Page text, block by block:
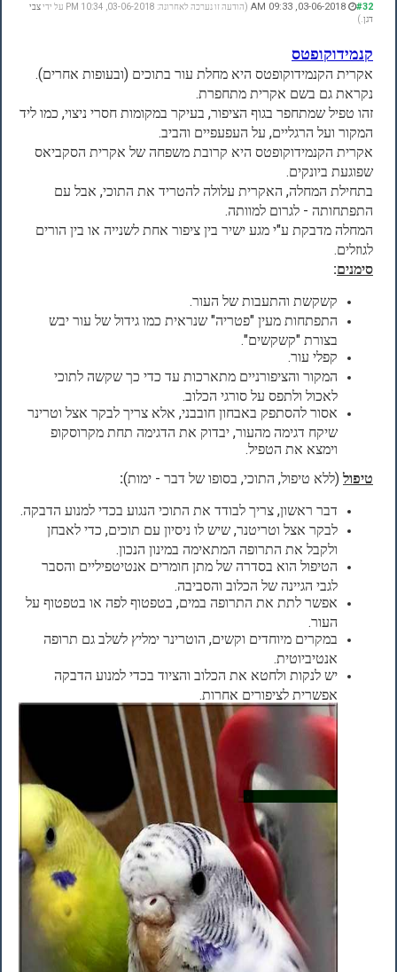
#32 (הודעה זו נערכה לאחרונה: 03-06-2018, 10:34 PM על ידי
צבי
דגן .)
קנמידוקופטס
אקרית הקנמידוקופטס היא מחלת עור בתוכים (ובעופות אחרים).
נקראת גם בשם אקרית מתחפרת.
זהו טפיל שמתחפר בגוף הציפור, בעיקר במקומות חסרי ניצוי, כמו ליד
המקור ועל הרגליים, על העפעפיים והביב.
אקרית הקנמידוקופטס היא קרובת משפחה של אקרית הסקביאס
שפוגעת ביונקים.
בתחילת המחלה, האקרית עלולה להטריד את התוכי, אבל עם
התפתחותה - לגרום למוותה.
המחלה מדבקת ע"י מגע ישיר בין ציפור אחת לשנייה או בין הורים
לגוזלים.
סימנים:
קשקשת והתעבות של העור.
התפתחות מעין "פטריה" שנראית כמו גידול של עור יבש
בצורת "קשקשים".
קפלי עור.
המקור והציפורניים מתארכות עד כדי כך שקשה לתוכי
לאכול ולתפס על סורגי הכלוב.
אסור להסתפק באבחון חובבני, אלא צריך לבקר אצל וטרינר
שיקח דגימה מהעור, יבדוק את הדגימה תחת מקרוסקופ
וימצא את הטפיל.
טיפול (ללא טיפול, התוכי, בסופו של דבר - ימות):
דבר ראשון, צריך לבודד את התוכי הנגוע בכדי למנוע הדבקה.
לבקר אצל וטריטנר, שיש לו ניסיון עם תוכים, כדי לאבחן
ולקבל את התרופה המתאימה במינון הנכון.
הטיפול הוא בסדרה של מתן חומרים אנטיטפיליים והסבר
לגבי הגיינה של הכלוב והסביבה.
אפשר לתת את התרופה במים, בטפטוף לפה או בטפטוף על
העור.
במקרים מיוחדים וקשים, הוטרינר ימליץ לשלב גם תרופה
אנטיביוטית.
יש לנקות ולחטא את הכלוב והציוד בכדי למנוע הדבקה
אפשרית לציפורים אחרות.